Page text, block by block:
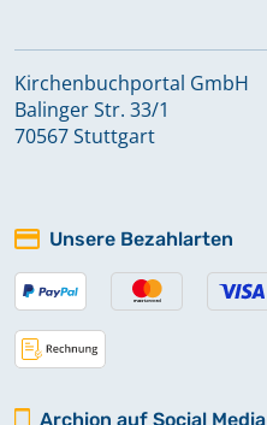
Kirchenbuchportal GmbH
Balinger Str. 33/1
70567 Stuttgart
Unsere Bezahlarten
Archion auf Social Media